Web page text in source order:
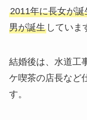
2011年に長女が
男が誕生していま
結婚後は、水道工
ケ喫茶の店長など
す。